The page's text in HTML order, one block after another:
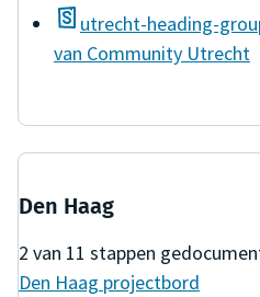
utrecht-heading-
van Community Utrecht
Den Haag
2 van 11 stappen
Den Haag projectbord